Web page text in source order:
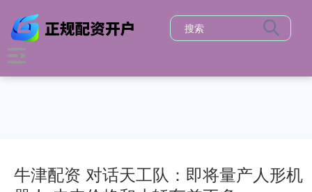
牛津配资 对话天工队：即将量产人形机